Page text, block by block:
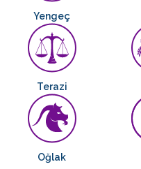
Yengeç
Terazi
Oğlak